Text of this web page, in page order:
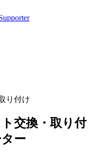
交換・取り付
ー